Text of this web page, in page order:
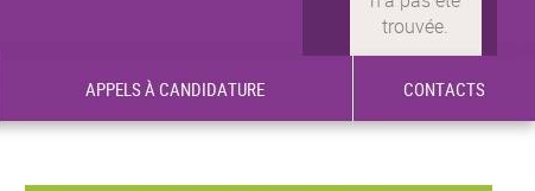
APPELS À CANDIDATURE CONTACTS